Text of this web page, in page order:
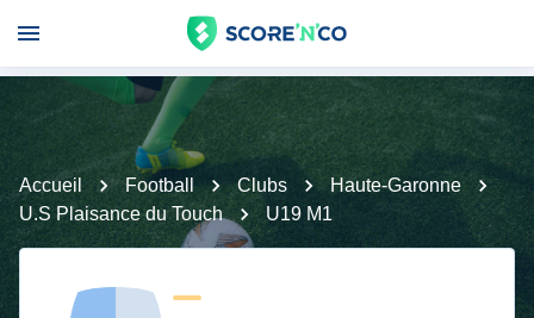
Accueil Football Clubs
Haute-Garonne
U.S Plaisance du Touch
U19 M1